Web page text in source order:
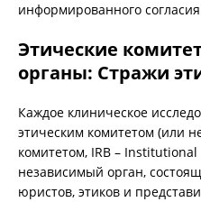
информированного
Этические
органы: Стражи
Каждое клиническое
этическим комитетом (или
комитетом, IRB –
независимый орган,
юристов, этиков и